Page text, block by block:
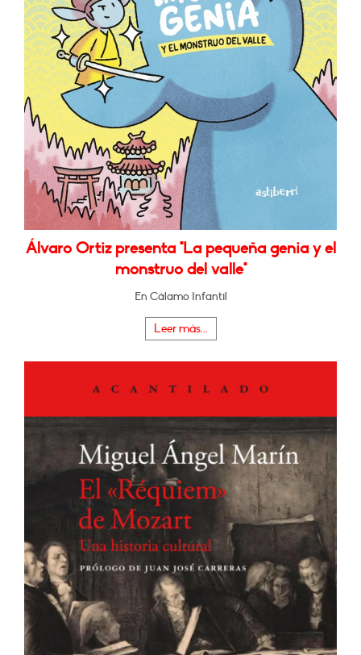
Álvaro Ortiz presenta "La pequeña genia y el
monstruo del valle"
En Cálamo Infantil
Leer más...